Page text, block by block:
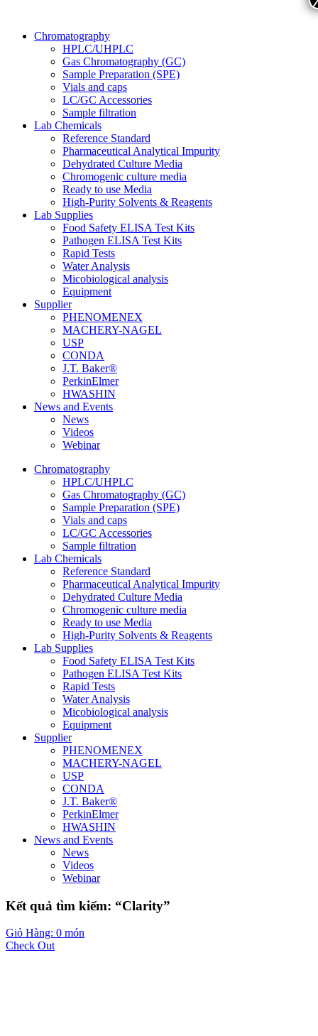
Chromatography
HPLC/UHPLC
Gas Chromatography (GC)
Sample Preparation (SPE)
Vials and caps
LC/GC Accessories
Sample filtration
Lab Chemicals
Reference Standard
Pharmaceutical Analytical Impurity
Dehydrated Culture Media
Chromogenic culture media
Ready to use Media
High-Purity Solvents & Reagents
Lab Supplies
Food Safety ELISA Test Kits
Pathogen ELISA Test Kits
Rapid Tests
Water Analysis
Micobiological analysis
Equipment
Supplier
PHENOMENEX
MACHERY-NAGEL
USP
CONDA
J.T. Baker®
PerkinElmer
HWASHIN
News and Events
News
Videos
Webinar
Chromatography
HPLC/UHPLC
Gas Chromatography (GC)
Sample Preparation (SPE)
Vials and caps
LC/GC Accessories
Sample filtration
Lab Chemicals
Reference Standard
Pharmaceutical Analytical Impurity
Dehydrated Culture Media
Chromogenic culture media
Ready to use Media
High-Purity Solvents & Reagents
Lab Supplies
Food Safety ELISA Test Kits
Pathogen ELISA Test Kits
Rapid Tests
Water Analysis
Micobiological analysis
Equipment
Supplier
PHENOMENEX
MACHERY-NAGEL
USP
CONDA
J.T. Baker®
PerkinElmer
HWASHIN
News and Events
News
Videos
Webinar
Kết quả tìm kiếm: “Clarity”
Giỏ Hàng: 0 món
Check Out